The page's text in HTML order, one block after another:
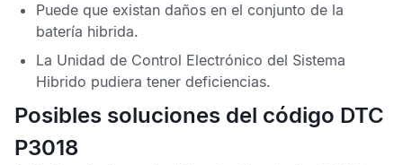
Puede que existan daños en el conjunto de la
batería hibrida.
La Unidad de Control Electrónico del Sistema
Hibrido pudiera tener deficiencias.
Posibles soluciones del código DTC
P3018